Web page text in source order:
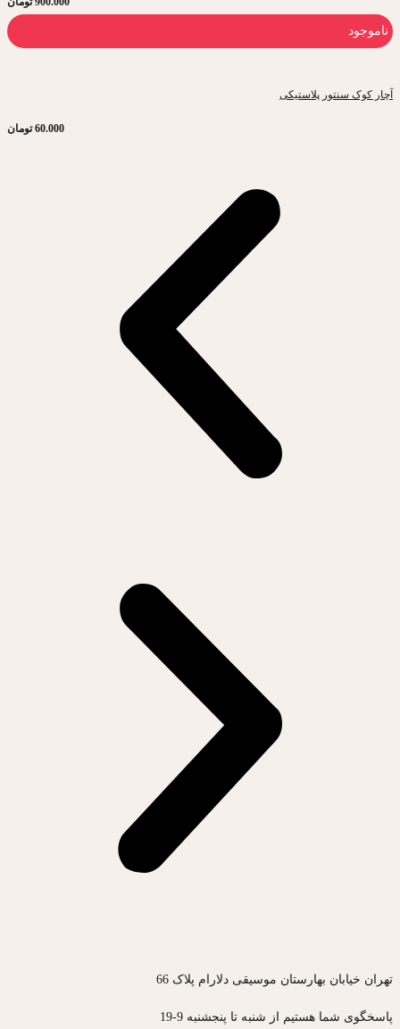
ناموجود
آچار کوک سنتور پلاستیکی
60.000 تومان
تهران خیابان بهارستان موسیقی دلارام پلاک 66
پاسخگوی شما هستیم از شنبه تا پنجشنبه 9-19